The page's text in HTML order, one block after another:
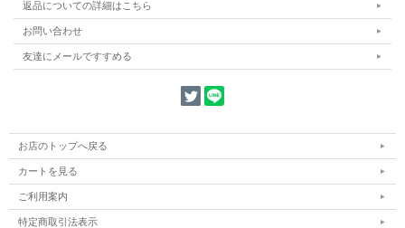
返品についての詳細はこちら
お問い合わせ
友達にメールですすめる
お店のトップへ戻る
カートを見る
ご利用案内
特定商取引法表示